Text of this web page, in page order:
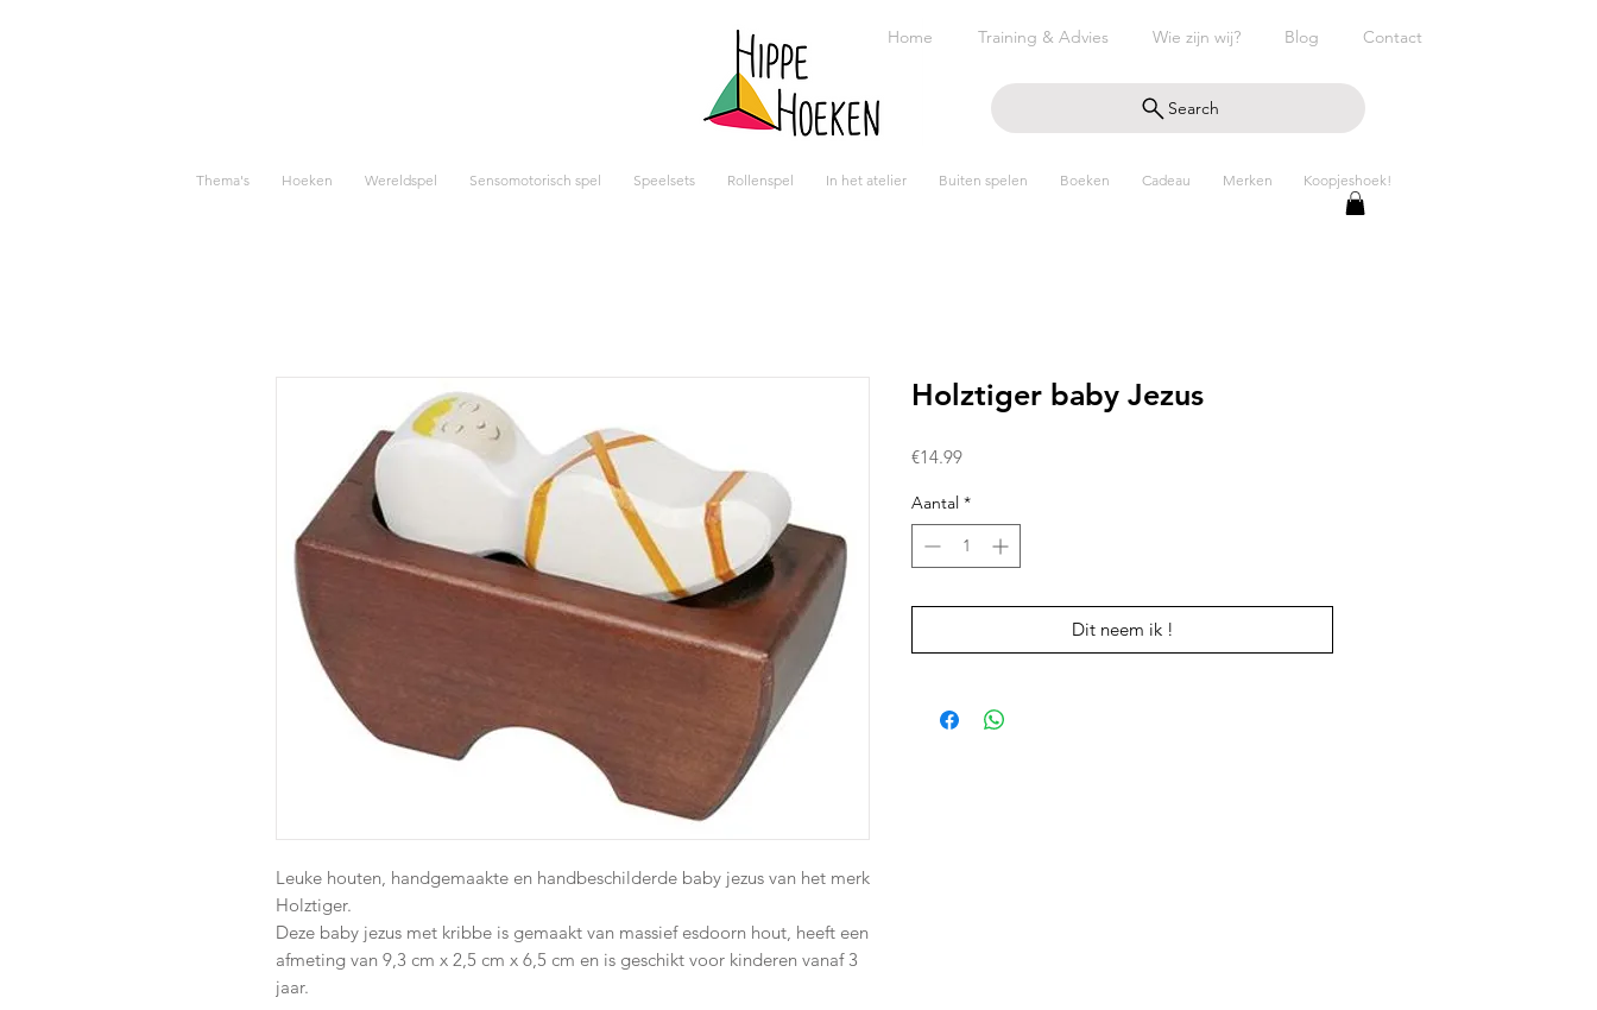
Home Training & Advies Wie zijn wij? Blog Contact
Search
Thema's Hoeken Wereldspel Sensomotorisch spel Speelsets Rollenspel In het atelier Buiten spelen Boeken Cadeau Merken Koopjeshoek!
Leuke houten, handgemaakte en handbeschilderde baby jezus van het merk
Holztiger.
Deze baby jezus met kribbe is gemaakt van massief esdoorn hout, heeft een
afmeting van 9,3 cm x 2,5 cm x 6,5 cm en is geschikt voor kinderen vanaf 3
jaar.
Holztiger baby Jezus
€14.99Prijs
Aantal *
Dit neem ik !